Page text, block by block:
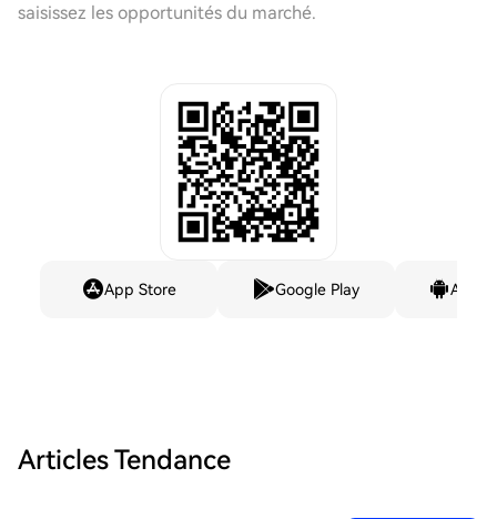
saisissez les opportunités du marché.
App Store Google Play
Articles Tendance